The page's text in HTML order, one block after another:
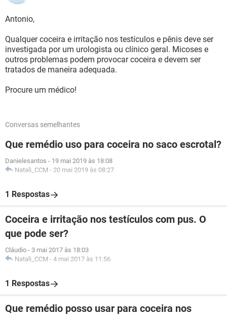
Antonio,
Qualquer coceira e irritação nos testículos e pênis deve ser
investigada por um urologista ou clínico geral. Micoses e
outros problemas podem provocar coceira e devem ser
tratados de maneira adequada.
Procure um médico!
Conversas semelhantes
Que remédio uso para coceira no saco escrotal?
Danielesantos - 19 mai 2019 às 18:08
Natali_CCM - 20 mai 2019 às 08:27
1 Respostas
Coceira e irritação nos testículos com pus. O
que pode ser?
Cláudio - 3 mai 2017 às 18:03
Natali_CCM - 4 mai 2017 às 11:56
1 Respostas
Que remédio posso usar para coceira nos